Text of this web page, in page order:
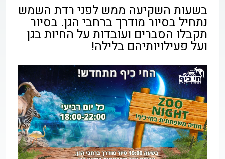
בשעות השקיעה ממש לפני רדת השמש
נתחיל בסיור מודרך ברחבי הגן. בסיור
תקבלו הסברים ועובדות על החיות בגן
ועל פעילויותיהם בלילה!